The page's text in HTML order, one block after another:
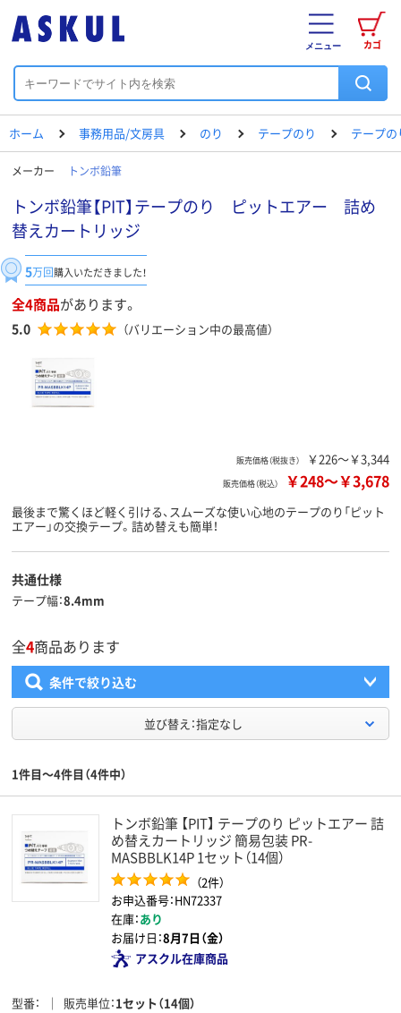
カゴ
メニュー
ホーム 事務用品/文房具 のり テープのり テープの
メーカー トンボ鉛筆
トンボ鉛筆【PIT】テープのり ピットエアー 詰め
替えカートリッジ
5万回購入いただきました！
全4商品があります。
5.0 （バリエーション中の最高値）
販売価格（税抜き） ￥226～￥3,344
販売価格（税込） ￥248～￥3,678
最後まで驚くほど軽く引ける、スムーズな使い心地のテープのり「ピット
エアー」の交換テープ。詰め替えも簡単！
共通仕様
テープ幅 8.4mm
全4商品あります
条件で絞り込む
並び替え：指定なし
1件目～4件目（4件中）
トンボ鉛筆 【PIT】 テープのり ピットエアー 詰
め替えカートリッジ 簡易包装 PR-
MASBBLK14P 1セット（14個）
（2件）
お申込番号：HN72337
在庫：あり
お届け日：8月7日（金）
アスクル在庫商品
型番 販売単位 1セット（14個）